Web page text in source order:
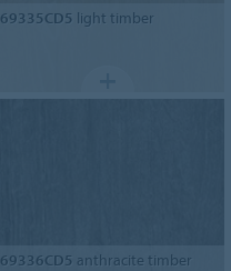
69335CD5 light timber
69336CD5 anthracite timber